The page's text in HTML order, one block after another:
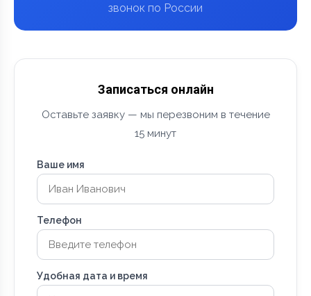
звонок по России
Записаться онлайн
Оставьте заявку — мы перезвоним в течение
15 минут
Ваше имя
Телефон
Удобная дата и время